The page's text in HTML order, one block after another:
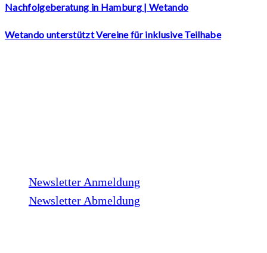
Nachfolgeberatung in Hamburg | Wetando
Wetando unterstützt Vereine für inklusive Teilhabe
Newsletter Anmeldung
Newsletter Abmeldung